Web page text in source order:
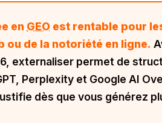
en GEO est rentable pour
ou de la notoriété en ligne.
externaliser permet de
Perplexity et Google AI
dès que vous générez